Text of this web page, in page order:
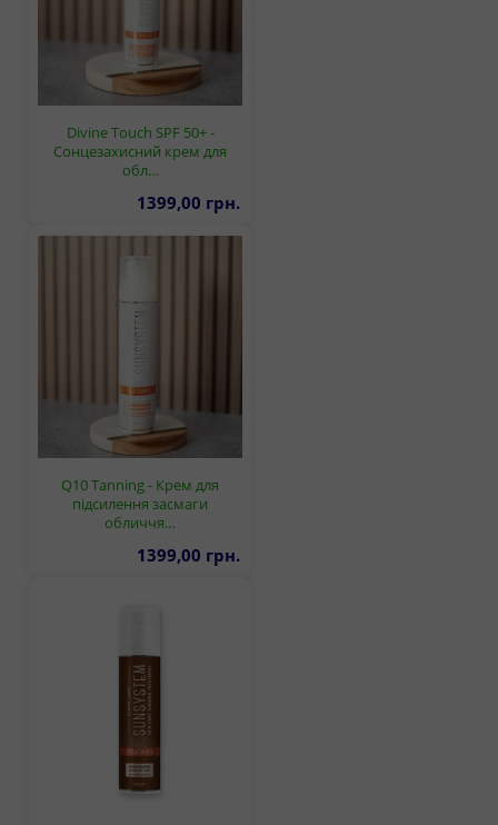
Divine Touch SPF 50+ -
Сонцезахисний крем для
обл…
1399,00 грн.
Q10 Tanning - Крем для
підсилення засмаги
обличчя…
1399,00 грн.